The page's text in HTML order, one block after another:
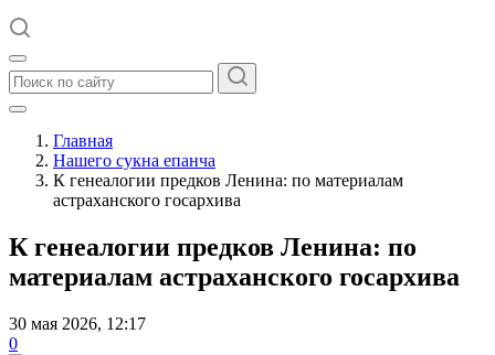
Главная
Нашего сукна епанча
К генеалогии предков Ленина: по материалам
астраханского госархива
К генеалогии предков Ленина: по
материалам астраханского госархива
30 мая 2026, 12:17
0